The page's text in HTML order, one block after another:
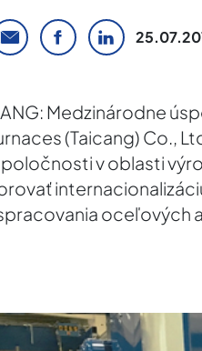
Medzinárodne
(Taicang) Co.,
v oblasti
oceľových